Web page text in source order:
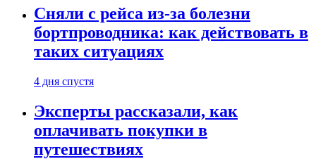
Сняли с рейса из-за болезни
бортпроводника: как действовать в
таких ситуациях
4 дня спустя
Эксперты рассказали, как
оплачивать покупки в
путешествиях